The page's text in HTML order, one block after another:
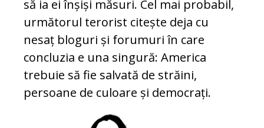
să ia ei înșiși măsuri. Cel mai probabil,
următorul terorist citește deja cu
nesaț bloguri și forumuri în care
concluzia e una singură: America
trebuie să fie salvată de străini,
persoane de culoare și democrați.